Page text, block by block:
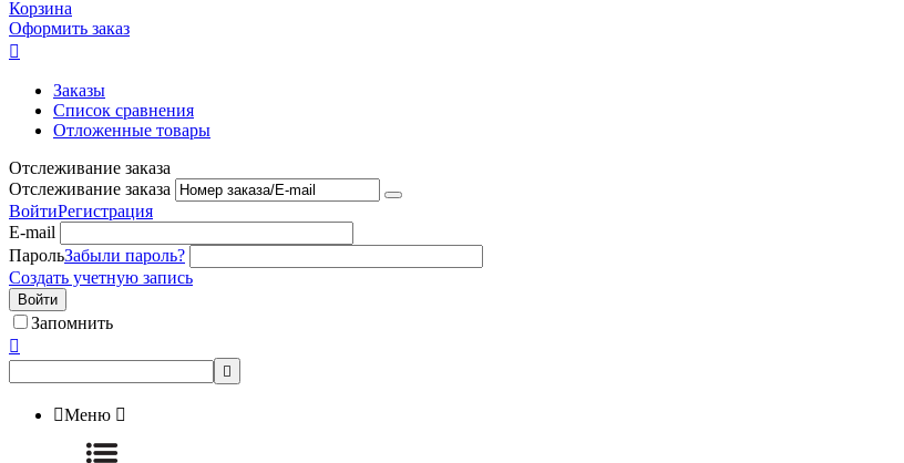
Корзина
Оформить заказ

Заказы
Список сравнения
Отложенные товары
Отслеживание заказа
Отслеживание заказа
ВойтиРегистрация
E-mail
ПарольЗабыли пароль?
Создать учетную запись
Войти
Запомнить


Меню 